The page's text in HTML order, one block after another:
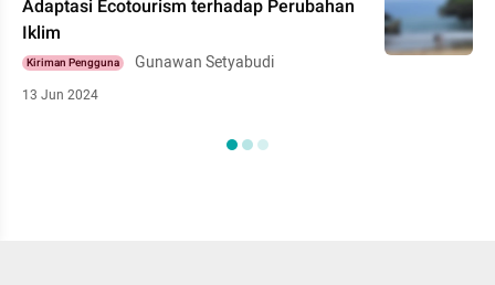
Adaptasi Ecotourism terhadap Perubahan
Iklim
Kiriman Pengguna Gunawan Setyabudi
13 Jun 2024